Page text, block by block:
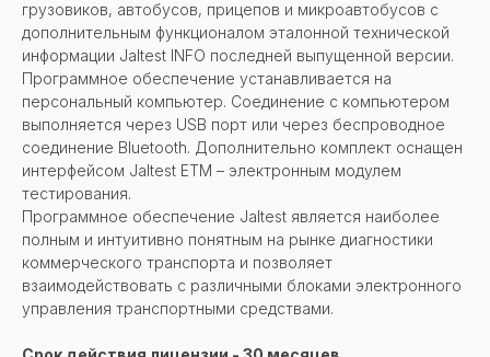
грузовиков, автобусов, прицепов и микроавтобусов с
дополнительным функционалом эталонной технической
информации Jaltest INFO последней выпущенной версии.
Программное обеспечение устанавливается на
персональный компьютер. Соединение с компьютером
выполняется через USB порт или через беспроводное
соединение Bluetooth. Дополнительно комплект оснащен
интерфейсом Jaltest ETM – электронным модулем
тестирования.
Программное обеспечение Jaltest является наиболее
полным и интуитивно понятным на рынке диагностики
коммерческого транспорта и позволяет
взаимодействовать с различными блоками электронного
управления транспортными средствами.